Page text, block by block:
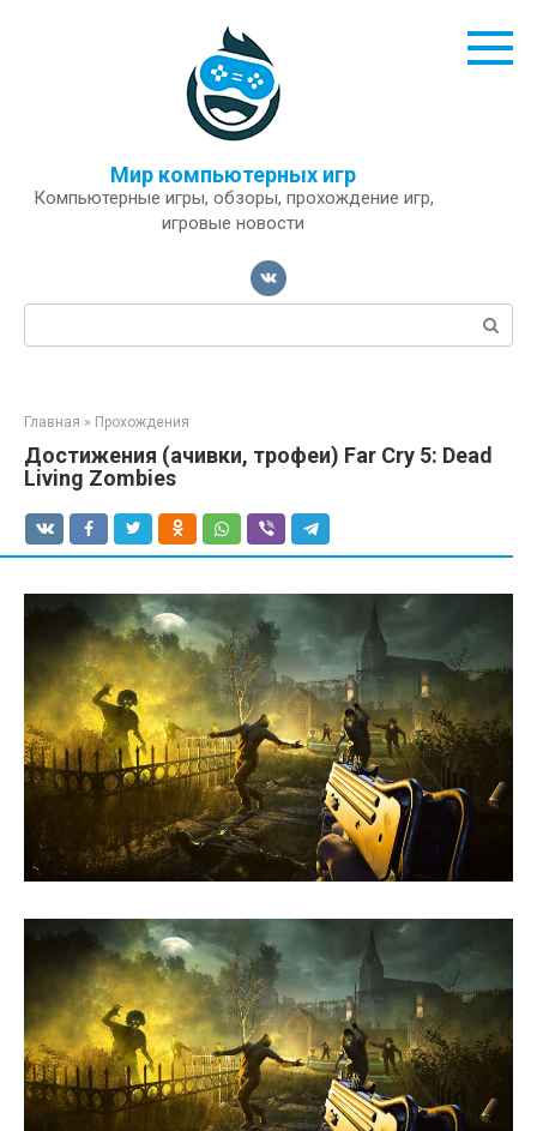
Мир компьютерных игр
Компьютерные игры, обзоры, прохождение игр,
игровые новости
Поиск:
Главная » Прохождения
Достижения (ачивки, трофеи) Far Cry 5: Dead
Living Zombies